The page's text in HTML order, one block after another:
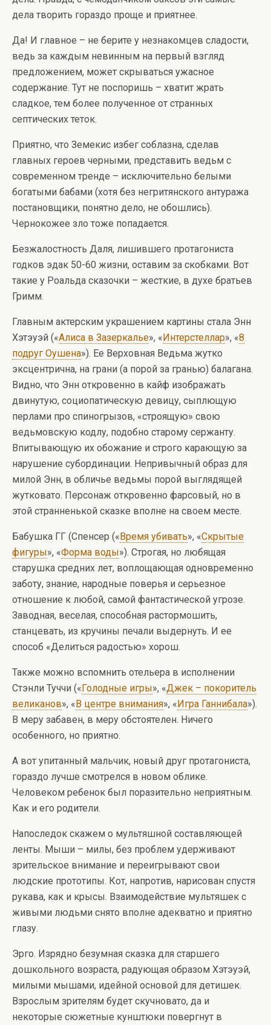
дела творить гораздо проще и приятнее.
Да! И главное – не берите у незнакомцев сладости,
ведь за каждым невинным на первый взгляд
предложением, может скрываться ужасное
содержание. Тут не поспоришь – хватит жрать
сладкое, тем более полученное от странных
септических теток.
Приятно, что Земекис избег соблазна, сделав
главных героев черными, представить ведьм с
современном тренде – исключительно белыми
богатыми бабами (хотя без негритянского антуража
постановщики, понятно дело, не обошлись).
Чернокожее зло тоже попадается.
Безжалостность Даля, лишившего протагониста
годков эдак 50-60 жизни, оставим за скобками. Вот
такие у Роальда сказочки – жесткие, в духе братьев
Гримм.
Главным актерским украшением картины стала Энн
Хэтэуэй («Алиса в Зазеркалье», « Интерстеллар», «8
подруг Оушена»). Ее Верховная Ведьма жутко
эксцентрична, на грани (а порой за гранью) балагана.
Видно, что Энн откровенно в кайф изображать
двинутую, социопатическую девицу, сыплющую
перлами про спиногрызов, «строящую» свою
ведьмовскую кодлу, подобно старому сержанту.
Впитывающую их обожание и строго карающую за
нарушение субординации. Непривычный образ для
милой Энн, в обличье ведьмы порой выглядящей
жутковато. Персонаж откровенно фарсовый, но в
этой странненькой сказке вполне на своем месте.
Бабушка ГГ (Спенсер (« Время убивать», «Скрытые
фигуры», «Форма воды»). Строгая, но любящая
старушка средних лет, воплощающая одновременно
заботу, знание, народные поверья и серьезное
отношение к любой, самой фантастической угрозе.
Заводная, веселая, способная растормошить,
станцевать, из кручины печали выдернуть. И ее
способ «Делиться радостью» хорош.
Также можно вспомнить отельера в исполнении
Стэнли Туччи (« Голодные игры», «Джек – покоритель
великанов», « В центре внимания», « Игра Ганнибала»).
В меру забавен, в меру обстоятелен. Ничего
особенного, но приятно.
А вот упитанный мальчик, новый друг протагониста,
гораздо лучше смотрелся в новом облике.
Человеком ребенок был поразительно неприятным.
Как и его родители.
Напоследок скажем о мультяшной составляющей
ленты. Мыши – милы, без проблем удерживают
зрительское внимание и переигрывают свои
людские прототипы. Кот, напротив, нарисован спустя
рукава, как и крысы. Взаимодействие мультяшек с
живыми людьми снято вполне адекватно и приятно
глазу.
Эрго. Изрядно безумная сказка для старшего
дошкольного возраста, радующая образом Хэтэуэй,
милыми мышами, идейной основой для детишек.
Взрослым зрителям будет скучновато, да и
некоторые сюжетные кунштюки повергнут в